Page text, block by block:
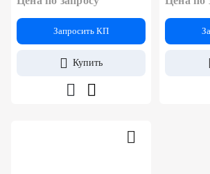
Запросить КП
Купить